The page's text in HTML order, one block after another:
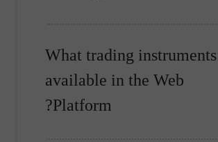
What trading
available in the Web
Platform?